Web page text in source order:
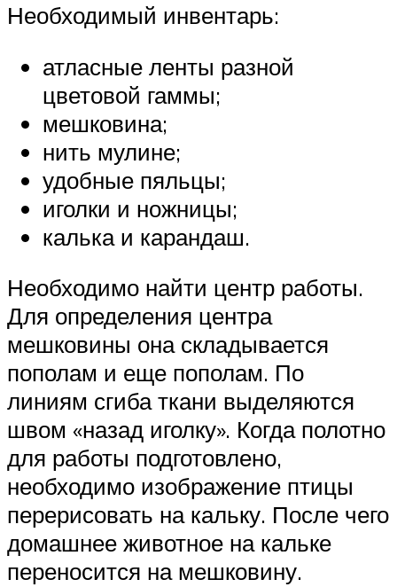
Необходимый инвентарь:
атласные ленты разной
цветовой гаммы;
мешковина;
нить мулине;
удобные пяльцы;
иголки и ножницы;
калька и карандаш.
Необходимо найти центр работы.
Для определения центра
мешковины она складывается
пополам и еще пополам. По
линиям сгиба ткани выделяются
швом «назад иголку». Когда полотно
для работы подготовлено,
необходимо изображение птицы
перерисовать на кальку. После чего
домашнее животное на кальке
переносится на мешковину.